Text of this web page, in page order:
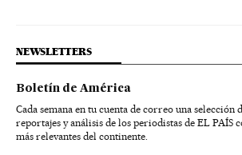
NEWSLETTERS
Boletín de América
Cada semana en tu cuenta de correo una selección
reportajes y análisis de los periodistas de EL PAÍS
más relevantes del continente.